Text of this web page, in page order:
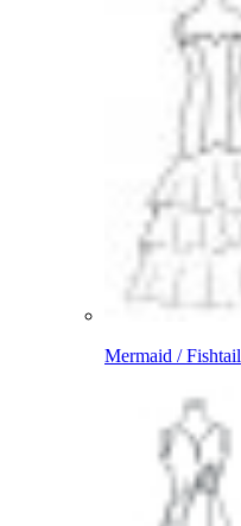
Mermaid / Fishtail